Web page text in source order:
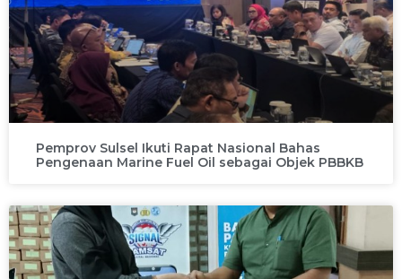
Pemprov Sulsel Ikuti Rapat Nasional Bahas
Pengenaan Marine Fuel Oil sebagai Objek PBBKB